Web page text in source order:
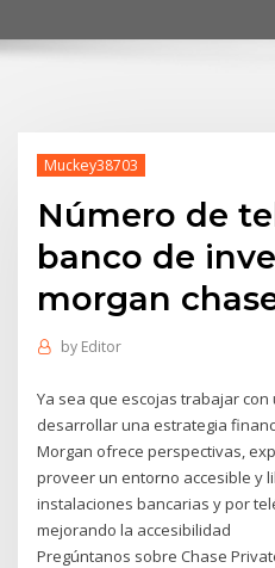
Muckey38703
Número de
banco de
morgan
by Editor
Ya sea que escojas trabajar
desarrollar una estrategia
Morgan ofrece perspectivas,
proveer un entorno accesible y
instalaciones bancarias y por
mejorando la accesibilidad
Pregúntanos sobre Chase